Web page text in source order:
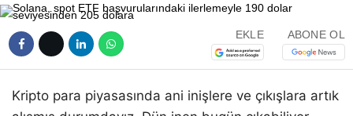
EKLE ABONE OL
Kripto para piyasasında ani inişlere ve çıkışlara artık